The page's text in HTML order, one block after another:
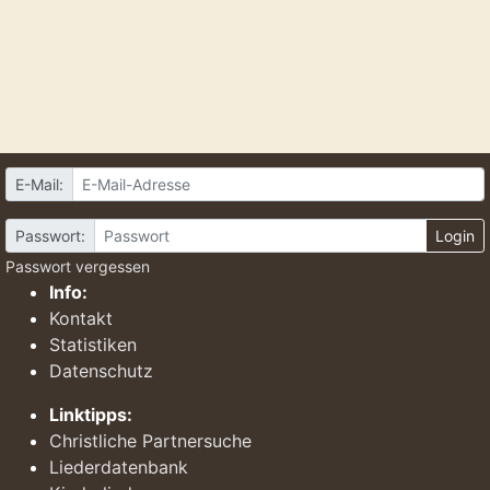
E-Mail:
Passwort:
Login
Passwort vergessen
Info:
Kontakt
Statistiken
Datenschutz
Linktipps:
Christliche Partnersuche
Liederdatenbank